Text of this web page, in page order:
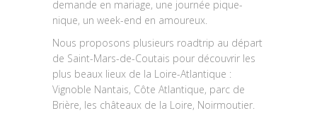
demande en mariage, une journée pique-
nique, un week-end en amoureux.
Nous proposons plusieurs roadtrip au départ
de Saint-Mars-de-Coutais pour découvrir les
plus beaux lieux de la Loire-Atlantique :
Vignoble Nantais, Côte Atlantique, parc de
Brière, les châteaux de la Loire, Noirmoutier.